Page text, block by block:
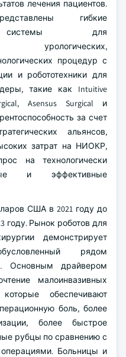
лечения пациентов.
гибкие
системы для
урологических,
процедур с
и робототехники для
такие как Intuitive
Asensus Surgical и
за счет
альянсов,
затрат на НИОКР,
на технологически
и эффективные
США в 2021 году до
году. Рынок роботов для
демонстрирует
рядом
Основным драйвером
малоинвазивных
обеспечивают
боль, более
более быстрое
рубцы по сравнению с
Больницы и